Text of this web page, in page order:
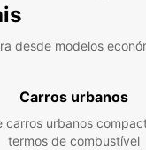
desde modelos
Carros urbanos
carros urbanos
termos de combustível